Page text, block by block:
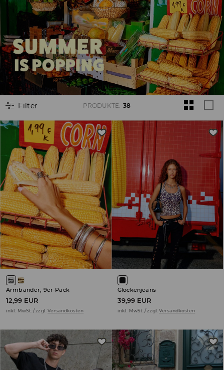
Filter PRODUKTE: 38
Armbänder, 9er-Pack
12,99 EUR
inkl. MwSt. / zzgl. Versandkosten
Glockenjeans
39,99 EUR
inkl. MwSt. / zzgl. Versandkosten